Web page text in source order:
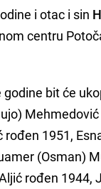
i otac i sin
centru
bit će
rođen 1951,
(Osman)
rođen 1944,